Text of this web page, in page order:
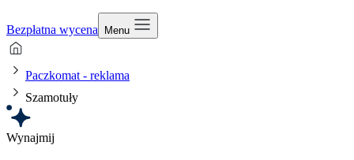
Bezpłatna wycena Menu
Paczkomat - reklama
Szamotuły
Wynajmij